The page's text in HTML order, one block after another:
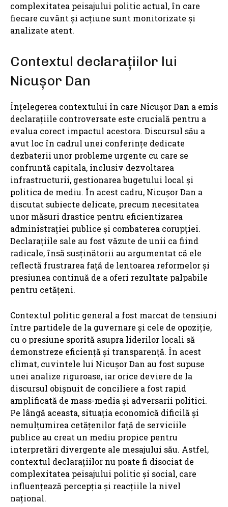
complexitatea peisajului politic actual, în care
fiecare cuvânt și acțiune sunt monitorizate și
analizate atent.
Contextul declarațiilor lui
Nicușor Dan
Înțelegerea contextului în care Nicușor Dan a emis
declarațiile controversate este crucială pentru a
evalua corect impactul acestora. Discursul său a
avut loc în cadrul unei conferințe dedicate
dezbaterii unor probleme urgente cu care se
confruntă capitala, inclusiv dezvoltarea
infrastructurii, gestionarea bugetului local și
politica de mediu. În acest cadru, Nicușor Dan a
discutat subiecte delicate, precum necesitatea
unor măsuri drastice pentru eficientizarea
administrației publice și combaterea corupției.
Declarațiile sale au fost văzute de unii ca fiind
radicale, însă susținătorii au argumentat că ele
reflectă frustrarea față de lentoarea reformelor și
presiunea continuă de a oferi rezultate palpabile
pentru cetățeni.
Contextul politic general a fost marcat de tensiuni
între partidele de la guvernare și cele de opoziție,
cu o presiune sporită asupra liderilor locali să
demonstreze eficiență și transparență. În acest
climat, cuvintele lui Nicușor Dan au fost supuse
unei analize riguroase, iar orice deviere de la
discursul obișnuit de conciliere a fost rapid
amplificată de mass-media și adversarii politici.
Pe lângă aceasta, situația economică dificilă și
nemulțumirea cetățenilor față de serviciile
publice au creat un mediu propice pentru
interpretări divergente ale mesajului său. Astfel,
contextul declarațiilor nu poate fi disociat de
complexitatea peisajului politic și social, care
influențează percepția și reacțiile la nivel
național.